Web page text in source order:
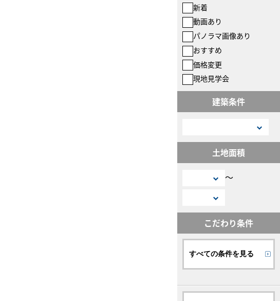
新着
動画あり
パノラマ画像あり
おすすめ
価格変更
現地見学会
建築条件
土地面積
〜
こだわり条件
すべての条件を見る